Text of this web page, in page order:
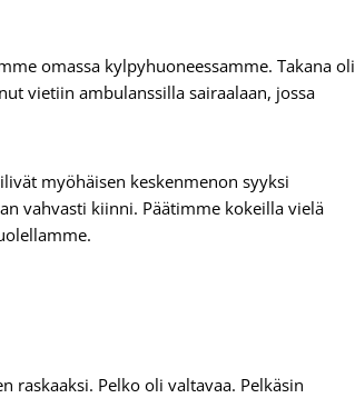
omassa kylpyhuoneessamme. Takana oli
vietiin ambulanssilla sairaalaan, jossa
myöhäisen keskenmenon syyksi
vahvasti kiinni. Päätimme kokeilla vielä
Pelko oli valtavaa. Pelkäsin